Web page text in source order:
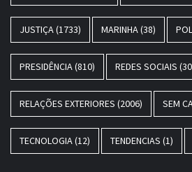
JUSTIÇA(1733) MARINHA(38)
PRESIDÊNCIA(810) REDES SOCIAIS
RELAÇÕES EXTERIORES (2006) SEM
TECNOLOGIA(12) TENDENCIAS (1)